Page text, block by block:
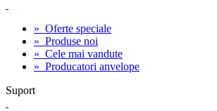
» Oferte speciale
» Produse noi
» Cele mai vandute
» Producatori anvelope
Suport